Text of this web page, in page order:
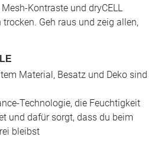
Kontraste und dryCELL
Geh raus und zeig allen,
Material, Besatz und Deko sind
Technologie, die Feuchtigkeit
und dafür sorgt, dass du beim
bleibst